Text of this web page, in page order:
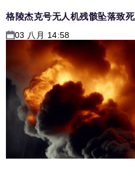
格陵杰克号无人机残骸坠落致
03 八月 14:58